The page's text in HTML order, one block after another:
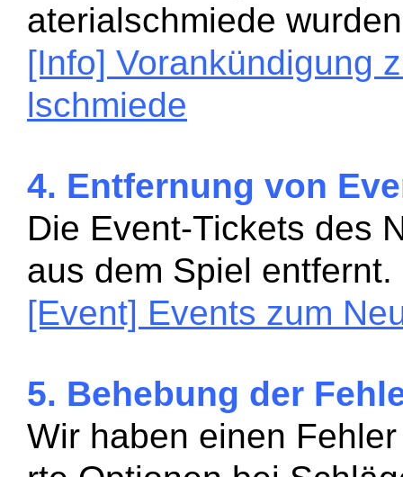
aterialschmiede
[Info] Vorankündigung
lschmiede
4. Entfernung von
Die Event-Tickets des
aus dem Spiel entfernt.
[Event] Events zum
5. Behebung der
Wir haben einen